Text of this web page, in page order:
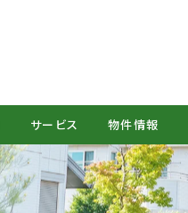
サービス 物件情報